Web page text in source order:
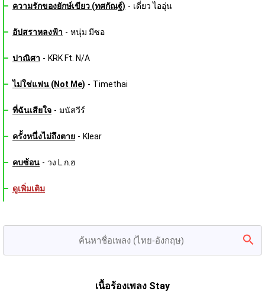
ความรักของยักษ์เขียว (ทศกัณฐ์) - เดี่ยว ไออุ่น
อัปสราหลงฟ้า - หนุ่ม มีซอ
ปาณิศา - KRK Ft. N/A
ไม่ใช่แฟน (Not Me) - Timethai
ที่ฉันเสียใจ - มนัสวีร์
ครั้งหนึ่งไม่ถึงตาย - Klear
คบซ้อน - วง L.ก.ฮ
ดูเพิ่มเติม
เนื้อร้องเพลง Stay